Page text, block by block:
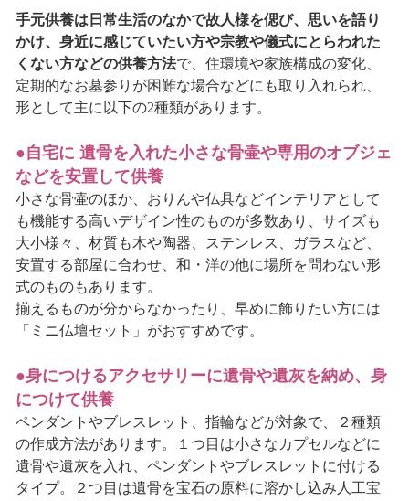
手元供養は日常生活のなかで故人様を偲び、思いを語り
かけ、身近に感じていたい方や宗教や儀式にとらわれた
くない方などの供養方法で、住環境や家族構成の変化、
定期的なお墓参りが困難な場合などにも取り入れられ、
形として主に以下の2種類があります。
●自宅に 遺骨を入れた小さな骨壷や専用のオブジェ
などを安置して供養
小さな骨壷のほか、おりんや仏具などインテリアとして
も機能する高いデザイン性のものが多数あり、サイズも
大小様々、材質も木や陶器、ステンレス、ガラスなど、
安置する部屋に合わせ、和・洋の他に場所を問わない形
式のものもあります。
揃えるものが分からなかったり、早めに飾りたい方には
「ミニ仏壇セット」がおすすめです。
●身につけるアクセサリーに遺骨や遺灰を納め、身
につけて供養
ペンダントやブレスレット、指輪などが対象で、２種類
の作成方法があります。１つ目は小さなカプセルなどに
遺骨や遺灰を入れ、ペンダントやブレスレットに付ける
タイプ。２つ目は遺骨を宝石の原料に溶かし込み人工宝